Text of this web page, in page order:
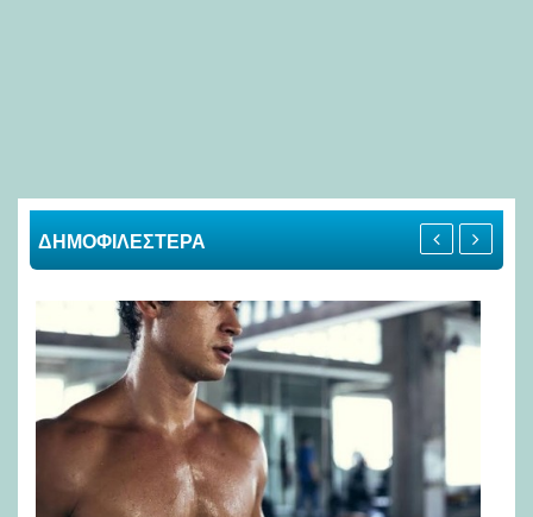
ΔΗΜΟΦΙΛΕΣΤΕΡΑ